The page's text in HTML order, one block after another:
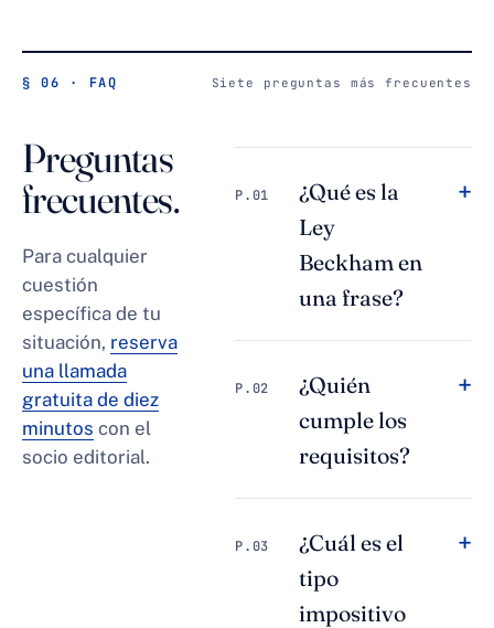
§ 06 · FAQ Siete preguntas más frecuentes
Preguntas
frecuentes.
Para cualquier
cuestión
específica de tu
situación, reserva
una llamada
gratuita de diez
minutos con el
socio editorial.
P.01
¿Qué es la
Ley
Beckham en
una frase?
+
P.02
¿Quién
cumple los
requisitos?
+
P.03
¿Cuál es el
tipo
impositivo
+